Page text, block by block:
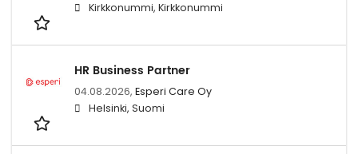
Kirkkonummi, Kirkkonummi
HR Business Partner
04.08.2026, Esperi Care Oy
Helsinki, Suomi